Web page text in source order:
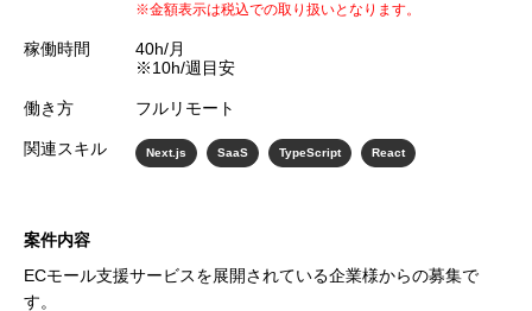
※金額表示は税込での取り扱いとなります。
稼働時間
40h/月
※10h/週目安
働き方 フルリモート
関連スキル Next.js SaaS TypeScript React
案件内容
ECモール支援サービスを展開されている企業様からの募集で
す。